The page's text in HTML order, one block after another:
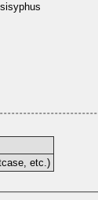
etc.)